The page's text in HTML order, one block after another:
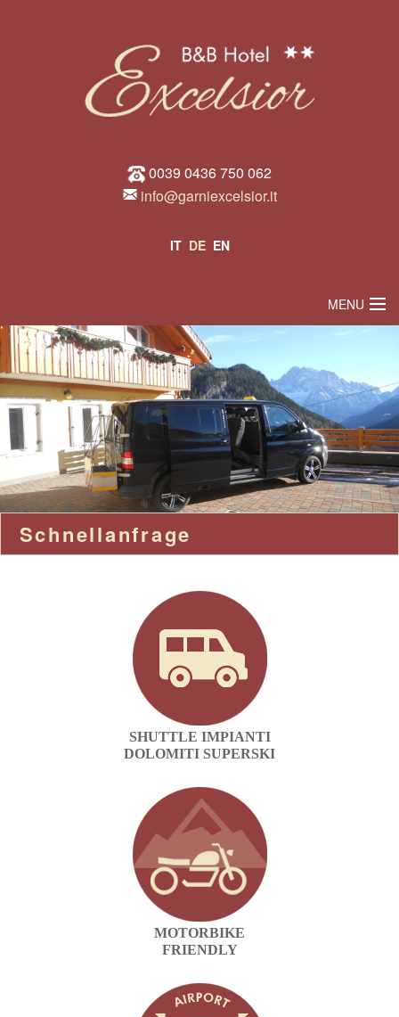
0039 0436 750 062
info@garniexcelsior.it
IT DE EN
MENU
WILLKOMMEN
BIKER FREUNDE
ZIMMER
ORTSCHAFT
ANFRAGE
Schnellanfrage
SHUTTLE IMPIANTI
DOLOMITI SUPERSKI
MOTORBIKE
FRIENDLY